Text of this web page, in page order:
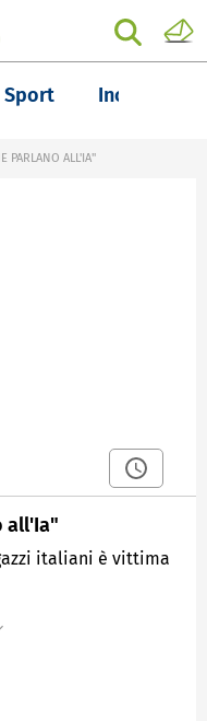
Sport Inchieste
PARLANO ALL'IA"
all'Ia"
italiani è vittima